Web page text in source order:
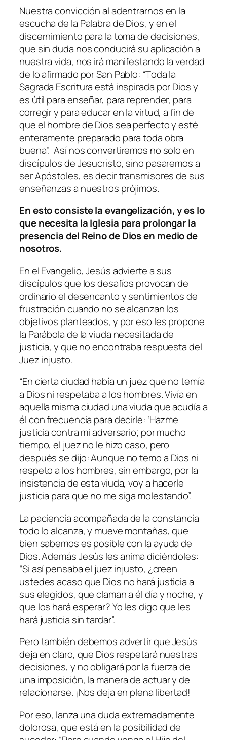
Nuestra convicción al adentrarnos en la
escucha de la Palabra de Dios, y en el
discernimiento para la toma de decisiones,
que sin duda nos conducirá su aplicación a
nuestra vida, nos irá manifestando la verdad
de lo afirmado por San Pablo: “Toda la
Sagrada Escritura está inspirada por Dios y
es útil para enseñar, para reprender, para
corregir y para educar en la virtud, a fin de
que el hombre de Dios sea perfecto y esté
enteramente preparado para toda obra
buena”. Así nos convertiremos no solo en
discípulos de Jesucristo, sino pasaremos a
ser Apóstoles, es decir transmisores de sus
enseñanzas a nuestros prójimos.
En esto consiste la evangelización, y es lo
que necesita la Iglesia para prolongar la
presencia del Reino de Dios en medio de
nosotros.
En el Evangelio, Jesús advierte a sus
discípulos que los desafíos provocan de
ordinario el desencanto y sentimientos de
frustración cuando no se alcanzan los
objetivos planteados, y por eso les propone
la Parábola de la viuda necesitada de
justicia, y que no encontraba respuesta del
Juez injusto.
“En cierta ciudad había un juez que no temía
a Dios ni respetaba a los hombres. Vivía en
aquella misma ciudad una viuda que acudía a
él con frecuencia para decirle: ‘Hazme
justicia contra mi adversario; por mucho
tiempo, el juez no le hizo caso, pero
después se dijo: Aunque no temo a Dios ni
respeto a los hombres, sin embargo, por la
insistencia de esta viuda, voy a hacerle
justicia para que no me siga molestando”.
La paciencia acompañada de la constancia
todo lo alcanza, y mueve montañas, que
bien sabemos es posible con la ayuda de
Dios. Además Jesús les anima diciéndoles:
“Si así pensaba el juez injusto, ¿creen
ustedes acaso que Dios no hará justicia a
sus elegidos, que claman a él día y noche, y
que los hará esperar? Yo les digo que les
hará justicia sin tardar”.
Pero también debemos advertir que Jesús
deja en claro, que Dios respetará nuestras
decisiones, y no obligará por la fuerza de
una imposición, la manera de actuar y de
relacionarse. ¡Nos deja en plena libertad!
Por eso, lanza una duda extremadamente
dolorosa, que está en la posibilidad de